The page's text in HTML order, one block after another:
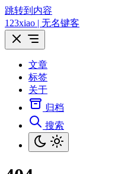
跳转到内容
123xiao | 无名键客
文章
标签
关于
归档
搜索